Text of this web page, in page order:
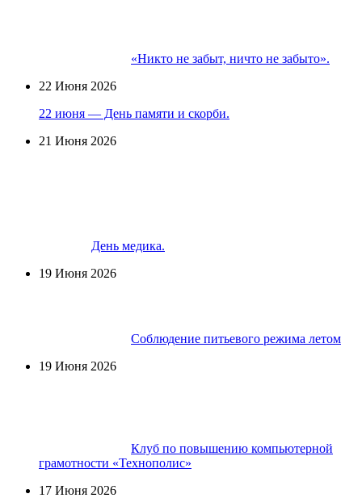
«Никто не забыт, ничто не забыто».
22 Июня 2026
22 июня — День памяти и скорби.
21 Июня 2026
День медика.
19 Июня 2026
Соблюдение питьевого режима летом
19 Июня 2026
Клуб по повышению компьютерной
грамотности «Технополис»
17 Июня 2026